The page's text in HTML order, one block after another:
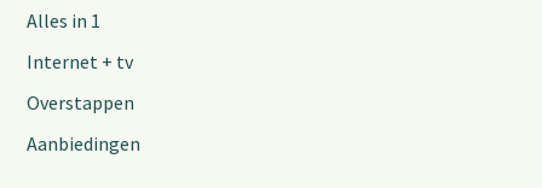
Alles in 1
Internet + tv
Overstappen
Aanbiedingen